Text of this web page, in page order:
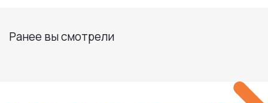
Ранее вы смотрели